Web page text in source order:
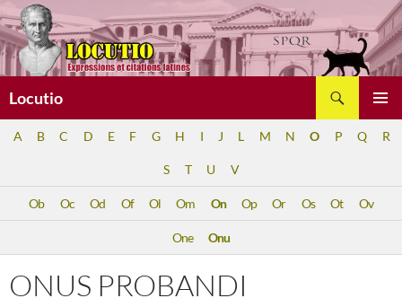
Aller
au
contenu
Locutio
A B C D E F G H I J L M N O P Q R
S T U V
Ob Oc Od Of Ol Om On Op Or Os Ot Ov
One Onu
ONUS PROBANDI